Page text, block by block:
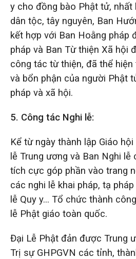
y cho đồng bào Phật tử, nhất
dân tộc, tây nguyên, Ban
kết hợp với Ban Hoằng pháp
pháp và Ban Từ thiện Xã hội
công tác từ thiện, đã thể
và bổn phận của người Phật
pháp và xã hội.
5. Công tác Nghi lễ:
Kể từ ngày thành lập Giáo
lễ Trung ương và Ban Nghi lễ
tích cực góp phần vào trang
các nghi lễ khai pháp, tạ
lễ Quy y… Tổ chức thành
lễ Phật giáo toàn quốc.
Đại Lễ Phật đản được Trung
Trị sự GHPGVN các tỉnh,